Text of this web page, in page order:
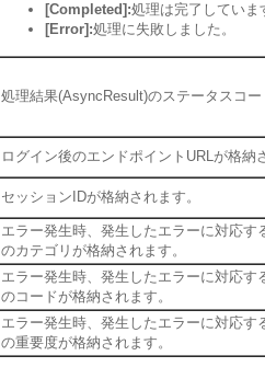
[Completed]:処理は完了していま
[Error]:処理に失敗しました。
処理結果(AsyncResult)のステータスコ
ログイン後のエンドポイントURLが格納
セッションIDが格納されます。
エラー発生時、発生したエラーに対応す
のカテゴリが格納されます。
エラー発生時、発生したエラーに対応す
のコードが格納されます。
エラー発生時、発生したエラーに対応す
の重要度が格納されます。